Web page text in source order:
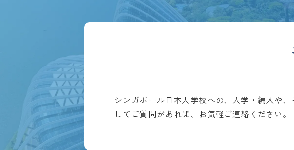
シンガポール日本人学校への、入学・編入や
してご質問があれば、お気軽ご連絡ください。